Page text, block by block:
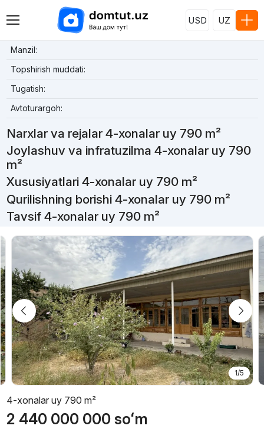
USD UZ
Manzil:
Topshirish muddati:
Tugatish:
Avtoturargoh:
Narxlar va rejalar 4-xonalar uy 790 m²
Joylashuv va infratuzilma 4-xonalar uy 790
m²
Xususiyatlari 4-xonalar uy 790 m²
Qurilishning borishi 4-xonalar uy 790 m²
Tavsif 4-xonalar uy 790 m²
1/5
4-xonalar uy 790 m²
2 440 000 000 soʻm